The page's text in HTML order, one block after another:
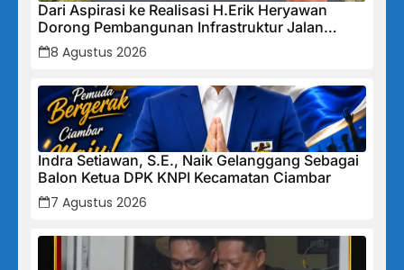
Dari Aspirasi ke Realisasi H.Erik Heryawan
Dorong Pembangunan Infrastruktur Jalan
Cikalong Bunder
8 Agustus 2026
Indra Setiawan, S.E., Naik Gelanggang Sebagai
Balon Ketua DPK KNPI Kecamatan Ciambar
7 Agustus 2026